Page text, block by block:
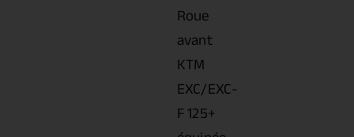
Roue
avant
KTM
EXC/EXC-
F 125+